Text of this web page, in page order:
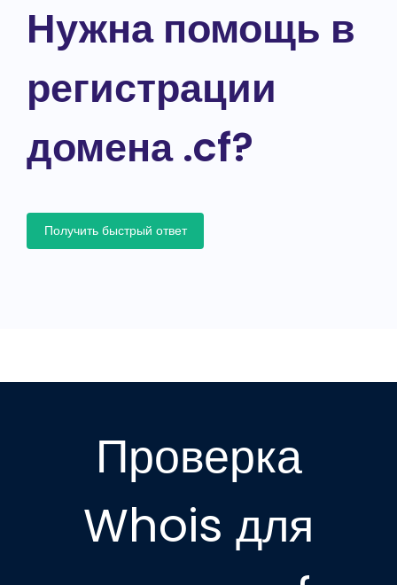
Нужна помощь в
регистрации
домена .cf?
Получить быстрый ответ
Проверка
Whois для